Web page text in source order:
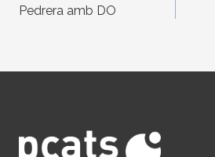
Pedrera amb DO